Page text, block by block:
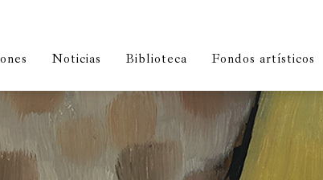
Noticias Biblioteca Fondos artísticos